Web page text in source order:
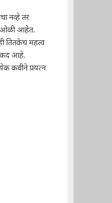
नव्हे तर
ओळी आहेत.
तितकेच महत्व
आहे.
कवीने प्रयत्न